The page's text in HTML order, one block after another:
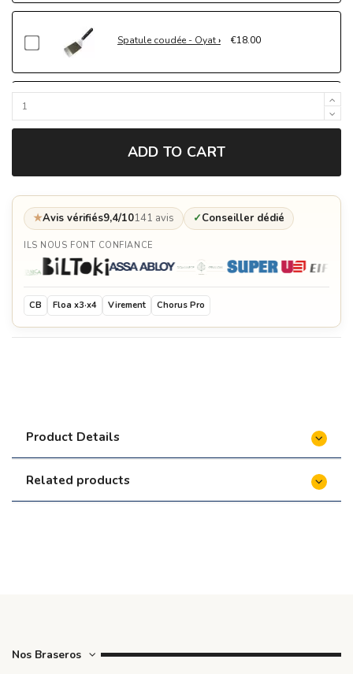
Spatule coudée - Oyat €18.00
€379.00
Sangria Rouge 75cl - Oyat
ADD TO CART
★Avis vérifiés9,4/10141 avis ✓Conseiller dédié
ILS NOUS FONT CONFIANCE
CB Floa x3·x4 Virement Chorus Pro
Product Details
Related products
Nos Braseros